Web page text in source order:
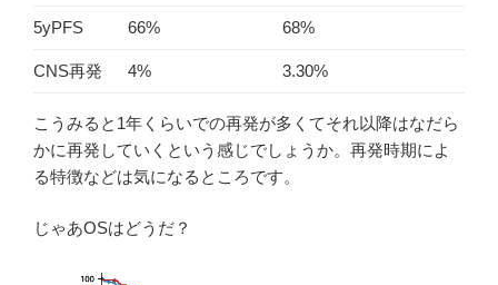
5yPFS 66% 68%
CNS再発 4% 3.30%
こうみると1年くらいでの再発が多くてそれ以降はなだら
かに再発していくという感じでしょうか。再発時期によ
る特徴などは気になるところです。
じゃあOSはどうだ？